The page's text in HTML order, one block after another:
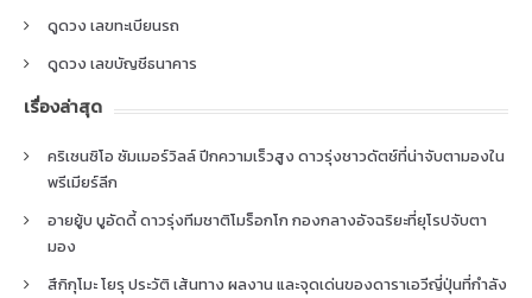
ดูดวง เลขทะเบียนรถ
ดูดวง เลขบัญชีธนาคาร
เรื่องล่าสุด
คริเซนซิโอ ซัมเมอร์วิลล์ ปีกความเร็วสูง ดาวรุ่งชาวดัตช์ที่น่าจับตามองใน
พรีเมียร์ลีก
อายยู้บ บูอัดดี้ ดาวรุ่งทีมชาติโมร็อกโก กองกลางอัจฉริยะที่ยุโรปจับตา
มอง
สึกิกุโมะ โยรุ ประวัติ เส้นทาง ผลงาน และจุดเด่นของดาราเอวีญี่ปุ่นที่กำลัง